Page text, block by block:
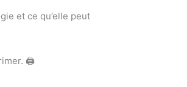
et ce qu’elle peut
🖨️